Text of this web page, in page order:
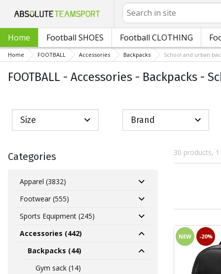
Search
Home Football SHOES Football CLOTHING
Home FOOTBALL Accessories Backpacks School and urban
FOOTBALL - Accessories - Backpacks -
Size Brand
Categories
Apparel (3832)
Footwear (555)
Sports Equipment (245)
Accessories (442)
Backpacks (44)
Gym sack (14)
30 products, 1
NEW -20%